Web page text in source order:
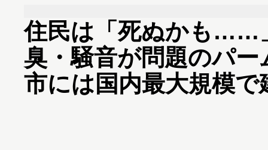
住民は「死ぬかも……
臭・騒音が問題のパ
市には国内最大規模で